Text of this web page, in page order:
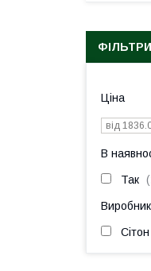
ФІЛЬТРИ
Ціна
В
Так
Виробник
Сітон